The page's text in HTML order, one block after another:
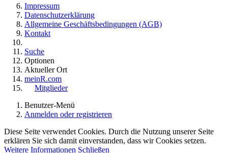
Impressum
Datenschutzerklärung
Allgemeine Geschäftsbedingungen (AGB)
Kontakt
Suche
Optionen
Aktueller Ort
meinR.com
Mitglieder
Benutzer-Menü
Anmelden oder registrieren
Diese Seite verwendet Cookies. Durch die Nutzung unserer Seite
erklären Sie sich damit einverstanden, dass wir Cookies setzen.
Weitere Informationen Schließen